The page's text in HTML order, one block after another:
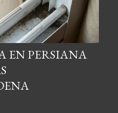
EN PERSIANA